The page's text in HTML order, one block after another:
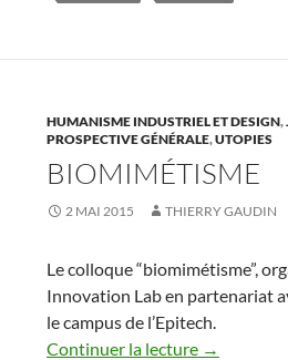
HUMANISME INDUSTRIEL ET DESIGN,
PROSPECTIVE GÉNÉRALE,UTOPIES
BIOMIMÉTISME
2 MAI 2015 THIERRY GAUDIN
Le colloque “biomimétisme”,
Innovation Lab en partenariat
le campus de l’Epitech.
Continuer la lecture →